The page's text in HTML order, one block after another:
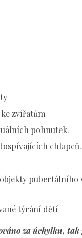
zvířatům
pohnutek.
chlapců.
pubertálního
týrání dětí
za úchylku,